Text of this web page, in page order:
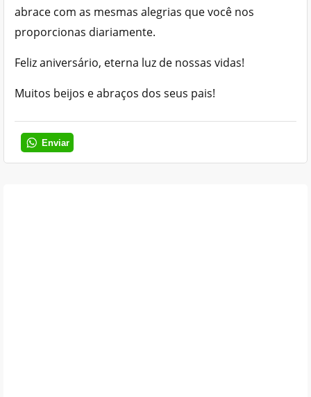
abrace com as mesmas alegrias que você nos
proporcionas diariamente.
Feliz aniversário, eterna luz de nossas vidas!
Muitos beijos e abraços dos seus pais!
Enviar